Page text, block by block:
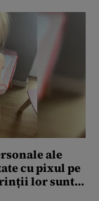
ale
cu pixul pe
lor sunt